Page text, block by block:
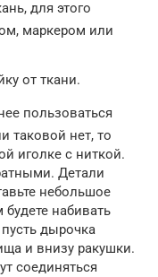
для этого
маркером или
от ткани.
пользоваться
таковой нет, то
иголке с ниткой.
Детали
небольшое
набивать
дырочка
и внизу ракушки.
соединяться